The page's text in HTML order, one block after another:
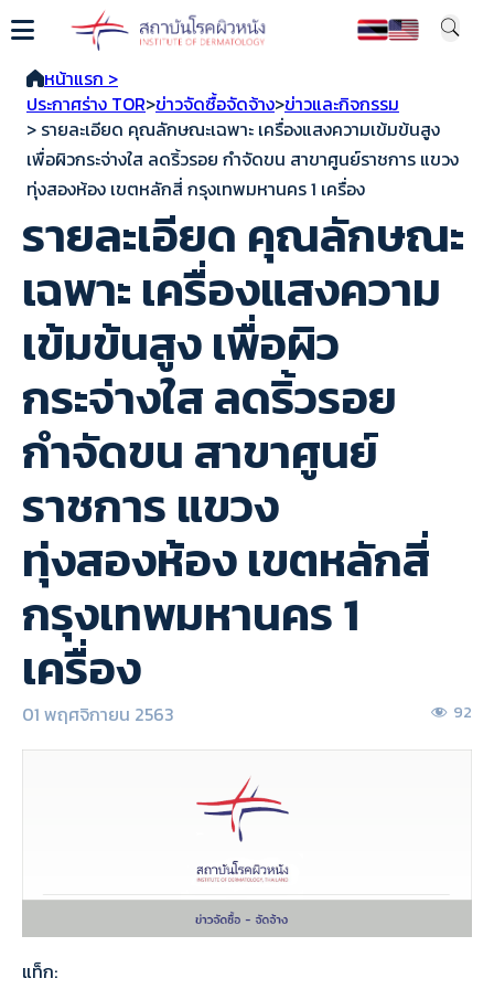
หน้าแรก >
ประกาศร่าง TOR>ข่าวจัดซื้อจัดจ้าง>ข่าวและกิจกรรม
> รายละเอียด คุณลักษณะเฉพาะ เครื่องแสงความเข้มข้นสูง
เพื่อผิวกระจ่างใส ลดริ้วรอย กำจัดขน สาขาศูนย์ราชการ แขวง
ทุ่งสองห้อง เขตหลักสี่ กรุงเทพมหานคร 1 เครื่อง
รายละเอียด คุณลักษณะ
เฉพาะ เครื่องแสงความ
เข้มข้นสูง เพื่อผิว
กระจ่างใส ลดริ้วรอย
กำจัดขน สาขาศูนย์
ราชการ แขวง
ทุ่งสองห้อง เขตหลักสี่
กรุงเทพมหานคร 1
เครื่อง
01 พฤศจิกายน 2563 92
แท็ก: